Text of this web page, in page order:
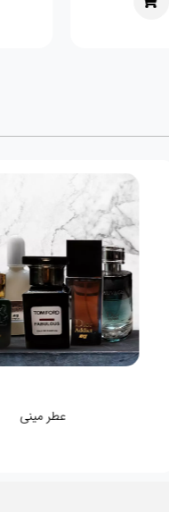
عطر مینی